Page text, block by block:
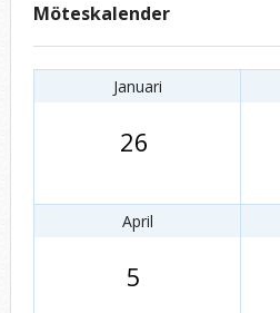
Möteskalender
Januari
26
April
5